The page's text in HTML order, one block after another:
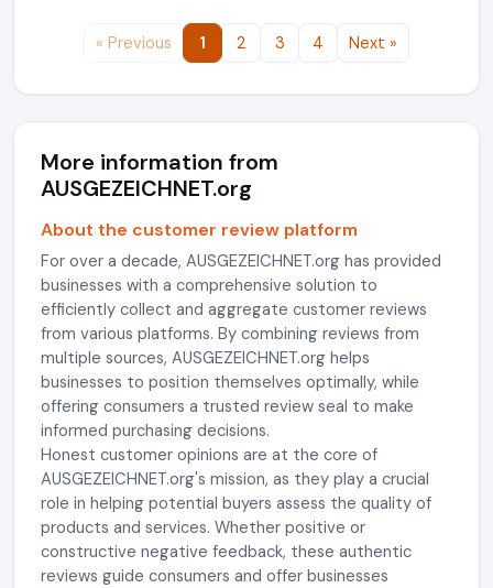
« Previous 1 2 3 4 Next »
More information from
AUSGEZEICHNET.org
About the customer review platform
For over a decade, AUSGEZEICHNET.org has provided
businesses with a comprehensive solution to
efficiently collect and aggregate customer reviews
from various platforms. By combining reviews from
multiple sources, AUSGEZEICHNET.org helps
businesses to position themselves optimally, while
offering consumers a trusted review seal to make
informed purchasing decisions.
Honest customer opinions are at the core of
AUSGEZEICHNET.org's mission, as they play a crucial
role in helping potential buyers assess the quality of
products and services. Whether positive or
constructive negative feedback, these authentic
reviews guide consumers and offer businesses